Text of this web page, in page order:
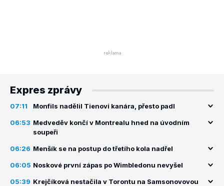
Expres zprávy
07:11 Monfils nadělil Tienovi kanára, přesto padl
06:53 Medveděv končí v Montrealu hned na úvodním
soupeři
06:26 Menšík se na postup do třetího kola nadřel
06:05 Noskové první zápas po Wimbledonu nevyšel
05:39 Krejčíková nestačila v Torontu na Samsonovovou